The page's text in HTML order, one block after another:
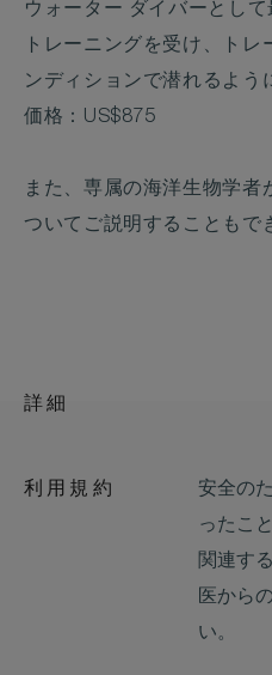
ウォーター ダイバーとし
トレーニングを受け、ト
ンディションで潜れるよう
価格：US$875
また、専属の海洋生物学者
ついてご説明することもで
詳細
利用規約
安全の
ったこ
関連す
医から
い。